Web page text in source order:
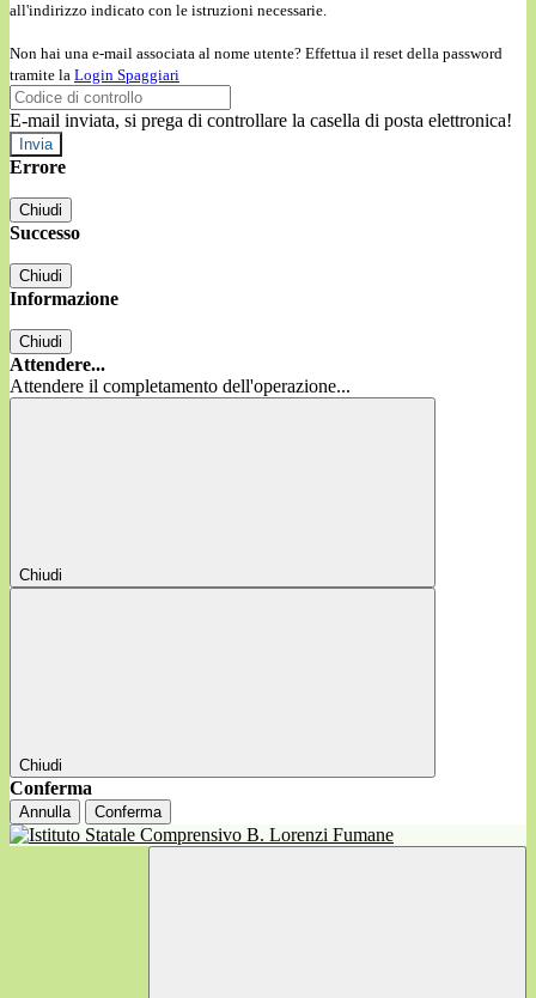
all'indirizzo indicato con le istruzioni necessarie.
Non hai una e-mail associata al nome utente? Effettua il reset della password
tramite la Login Spaggiari
E-mail inviata, si prega di controllare la casella di posta elettronica!
Errore
Chiudi
Successo
Chiudi
Informazione
Chiudi
Attendere...
Attendere il completamento dell'operazione...
Chiudi
Chiudi
Conferma
Annulla Conferma